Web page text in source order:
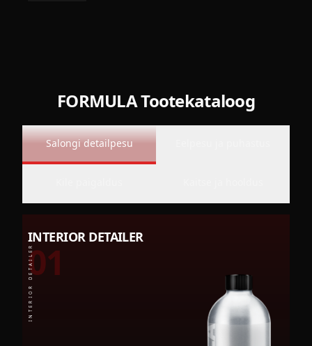
FORMULA Tootekataloog
Salongi detailpesu
INTERIOR DETAILER
01
INTERIOR DETAILER